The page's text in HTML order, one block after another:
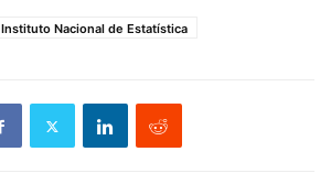
Instituto Nacional de Estatística